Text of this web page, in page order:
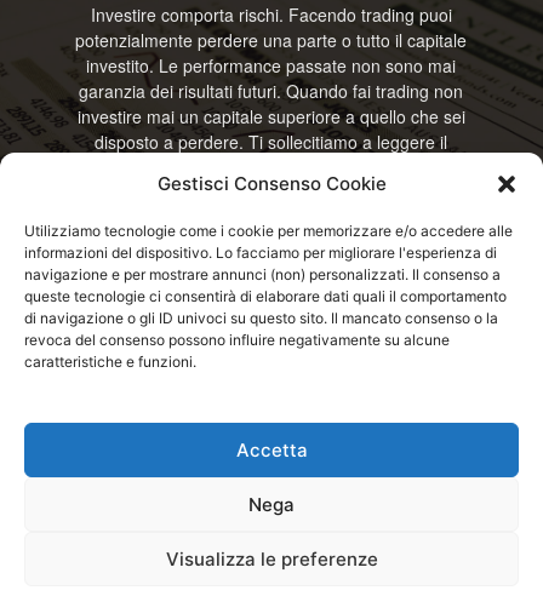
Gestisci Consenso Cookie
Utilizziamo tecnologie come i cookie per memorizzare e/o accedere alle
informazioni del dispositivo. Lo facciamo per migliorare l'esperienza di
navigazione e per mostrare annunci (non) personalizzati. Il consenso a
queste tecnologie ci consentirà di elaborare dati quali il comportamento
di navigazione o gli ID univoci su questo sito. Il mancato consenso o la
revoca del consenso possono influire negativamente su alcune
caratteristiche e funzioni.
Accetta
Nega
Visualizza le preferenze
Investire comporta rischi. Facendo trading puoi
potenzialmente perdere una parte o tutto il capitale
investito. Le performance passate non sono mai
garanzia dei risultati futuri. Quando fai trading non
investire mai un capitale superiore a quello che sei
disposto a perdere. Ti sollecitiamo a leggere il
RisparmiOggi non offre alcun genere di consulenza
informazioni riportate. Continuando ad accedere o
a usare questo sito o ogni servizio disponibile
questo sito, dichiari di accettare termini e condizioni
previste. © RisparmiOggi
Contattaci:
Disclaimer / Avviso sui rischi
questo sito si accettano le condizioni previste nel Disclaimer, Cookie e